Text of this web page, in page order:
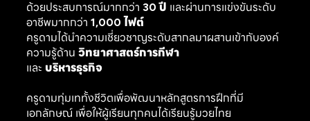
ด้วยประสบการณ์มากกว่า 30 ปี และผ่านการแข่งขันระดับ
อาชีพมากกว่า 1,000 ไฟต์
ครูดามได้นำความเชี่ยวชาญระดับสากลมาผสานเข้ากับองค์
ความรู้ด้าน วิทยาศาสตร์การกีฬา
และ บริหารธุรกิจ
ครูดามทุ่มเททั้งชีวิตเพื่อพัฒนาหลักสูตรการฝึกที่มี
เอกลักษณ์ เพื่อให้ผู้เรียนทุกคนได้เรียนรู้มวยไทย